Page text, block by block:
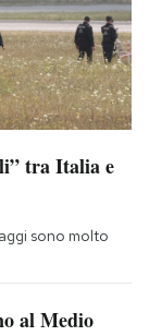
tra Italia e
sono molto
al Medio